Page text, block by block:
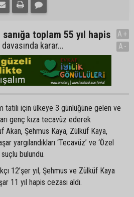
toplam 55 yıl hapis
karar...
A+
A-
tatili için ülkeye 3 günlüğüne gelen ve
genç kıza tecavüz ederek
Akan, Şehmus Kaya, Zülküf Kaya,
yargılandıkları ‘Tecavüz’ ve ‘Özel
bulundu.
12’şer yıl, Şehmus ve Zülküf Kaya
11 yıl hapis cezası aldı.